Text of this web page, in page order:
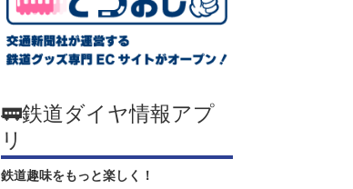
🚃鉄道ダイヤ情報アプ
リ
鉄道趣味をもっと楽しく！